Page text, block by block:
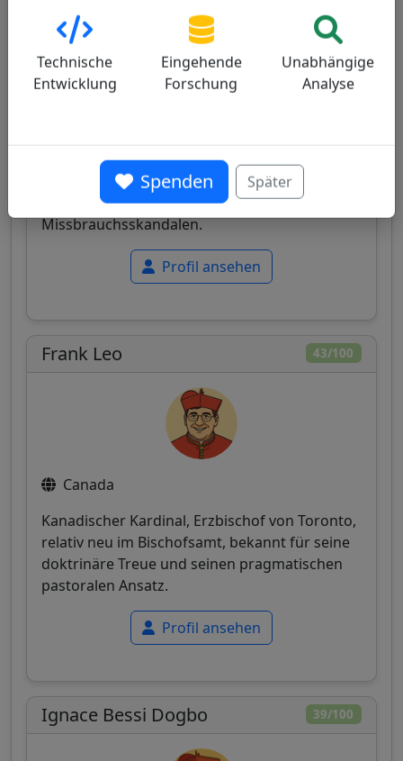
Concepción, bekannt für seine konservativen
Lehrpositionen und sein Engagement für den
Wiederaufbau des Vertrauens nach
Missbrauchsskandalen.
Profil ansehen
43/100
Frank Leo
Canada
Kanadischer Kardinal, Erzbischof von Toronto,
relativ neu im Bischofsamt, bekannt für seine
doktrinäre Treue und seinen pragmatischen
pastoralen Ansatz.
Profil ansehen
39/100
Ignace Bessi Dogbo
Technische
Entwicklung
Eingehende
Forschung
Unabhängige
Analyse
Spenden Später